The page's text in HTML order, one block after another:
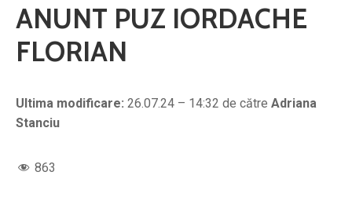
ANUNT PUZ IORDACHE
FLORIAN
Ultima modificare: 26.07.24 – 14:32 de către Adriana
Stanciu
863